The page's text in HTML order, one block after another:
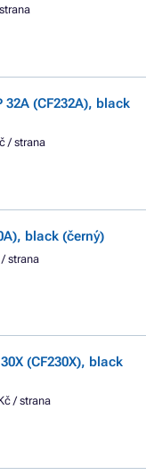
(CF232A), black
/ strana
black (černý)
strana
(CF230X), black
/ strana